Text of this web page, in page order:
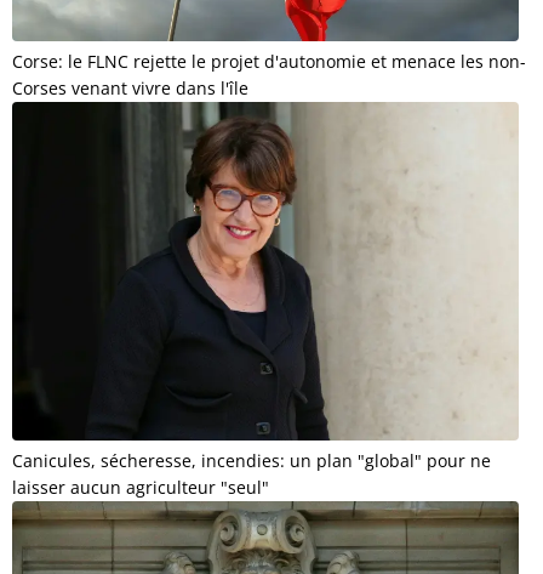
Corse: le FLNC rejette le projet d'autonomie et menace les non-
Corses venant vivre dans l'île
Canicules, sécheresse, incendies: un plan "global" pour ne
laisser aucun agriculteur "seul"